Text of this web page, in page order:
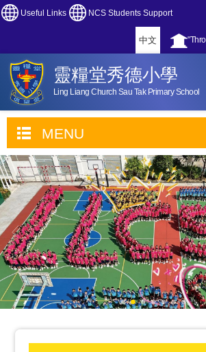
Useful Links NCS Students Support
中文
靈糧堂秀德小學
Ling Liang Church Sau Tak Primary School
MENU